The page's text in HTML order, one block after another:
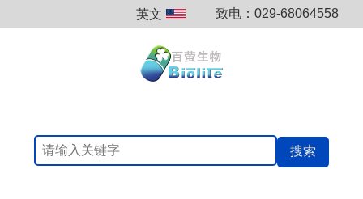
英文 致电：029-68064558
搜索